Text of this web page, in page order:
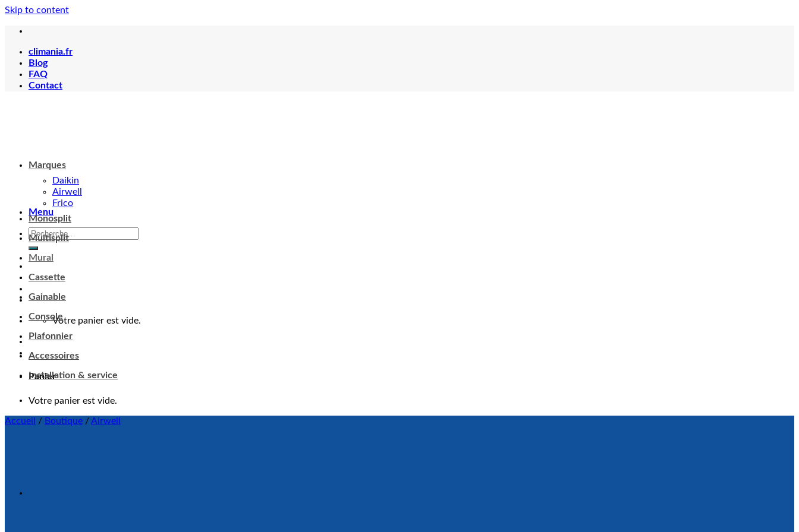
Skip to content
climania.fr
Blog
FAQ
Contact
Votre panier est vide.
Panier
Votre panier est vide.
Marques
Daikin
Airwell
Frico
Monosplit
Multisplit
Mural
Cassette
Gainable
Console
Plafonnier
Accessoires
Installation & service
Accueil / Boutique /Airwell